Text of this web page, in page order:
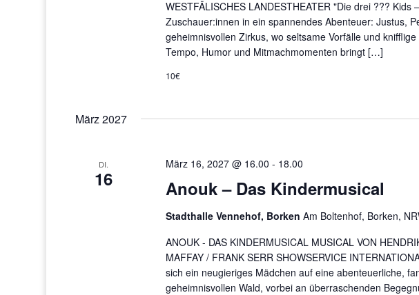
WESTFÄLISCHES LANDESTHEATER "Die drei ???
Zuschauer:innen in ein spannendes Abenteuer: Justus,
geheimnisvollen Zirkus, wo seltsame Vorfälle und
Tempo, Humor und Mitmachmomenten bringt […]
10€
März 2027
DI.
16 Anouk – Das Kindermusical
März 16, 2027 @ 16.00 - 18.00
Stadthalle Vennehof, Borken Am Boltenhof, Borken,
ANOUK - DAS KINDERMUSICAL MUSICAL VON
MAFFAY / FRANK SERR SHOWSERVICE
sich ein neugieriges Mädchen auf eine abenteuerliche,
geheimnisvollen Wald, vorbei an überraschenden